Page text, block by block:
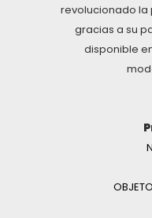
revolucionado la
gracias a su
disponible